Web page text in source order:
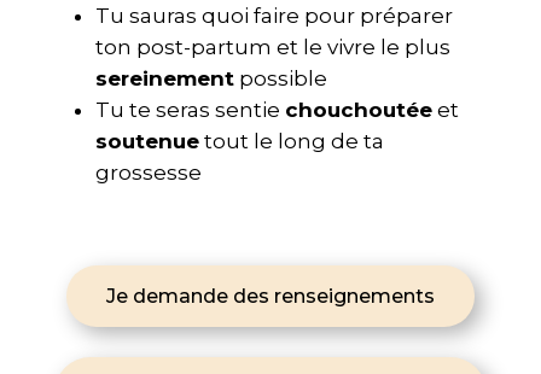
Tu sauras quoi faire pour préparer
ton post-partum et le vivre le plus
sereinementpossible
Tu te seras sentie chouchoutéeet
soutenuetout le long de ta
grossesse
Je demande des renseignements